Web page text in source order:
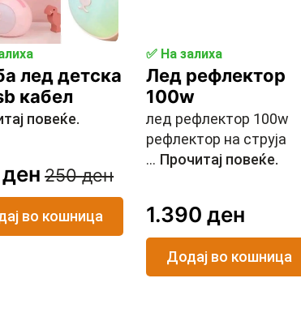
лед детска
кабел
повеќе.
250ден
ден
во кошница
✅ На залиха
Лед рефлектор
100w
лед рефлектор 100w
рефлектор на струја
... Прочитај повеќе.
1.390 ден
Додај во кошница